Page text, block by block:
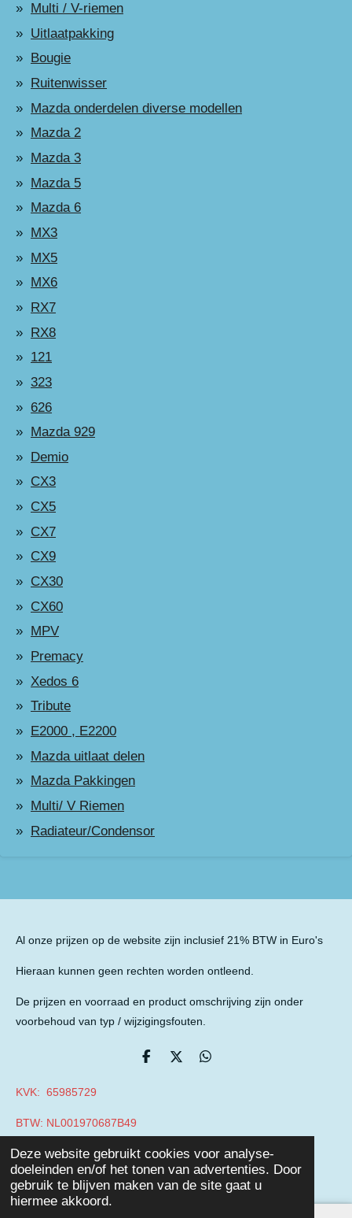
Deze website gebruikt cookies voor analyse-
doeleinden en/of het tonen van advertenties. Door
gebruik te blijven maken van de site gaat u
hiermee akkoord.
Multi / V-riemen
Uitlaatpakking
Bougie
Ruitenwisser
Mazda onderdelen diverse modellen
Mazda 2
Mazda 3
Mazda 5
Mazda 6
MX3
MX5
MX6
RX7
RX8
121
323
626
Mazda 929
Demio
CX3
CX5
CX7
CX9
CX30
CX60
MPV
Premacy
Xedos 6
Tribute
E2000 , E2200
Mazda uitlaat delen
Mazda Pakkingen
Multi/ V Riemen
Radiateur/Condensor
Al onze prijzen op de website zijn inclusief 21% BTW in Euro's
Hieraan kunnen geen rechten worden ontleend.
De prijzen en voorraad en product omschrijving zijn onder
voorbehoud van typ / wijzigingsfouten.
D
D
D
KVK: 65985729
BTW: NL001970687B49
Powered by JouwWeb